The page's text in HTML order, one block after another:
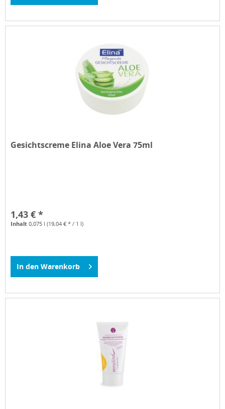
Gesichtscreme Elina Aloe Vera 75ml
1,43 € *
Inhalt0,075 l(19,04 € * / 1 l)
In den Warenkorb